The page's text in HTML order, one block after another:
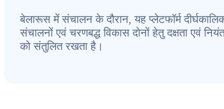
बेलारूस में संचालन के दौरान, यह प्लेटफॉर्म
संचालनों एवं चरणबद्ध विकास दोनों हेतु दक्षता एवं
को संतुलित रखता है।